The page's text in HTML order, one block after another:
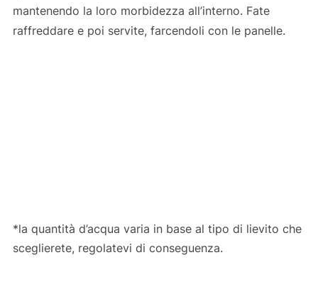
mantenendo la loro morbidezza all’interno. Fate
raffreddare e poi servite, farcendoli con le panelle.
*la quantità d’acqua varia in base al tipo di lievito che
sceglierete, regolatevi di conseguenza.